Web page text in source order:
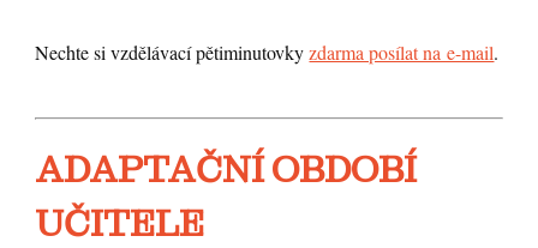
Nechte si vzdělávací pětiminutovkyzdarma posílat na e-mail.
ADAPTAČNÍ OBDOBÍ
UČITELE